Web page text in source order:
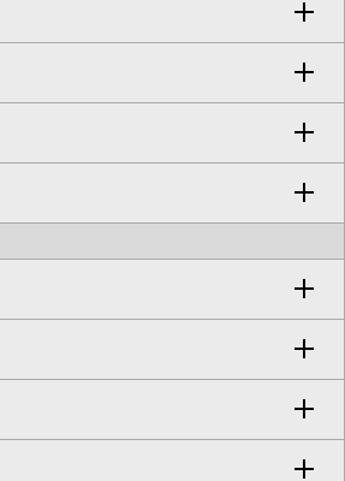
HOMME
BAG
ツ・ドレス